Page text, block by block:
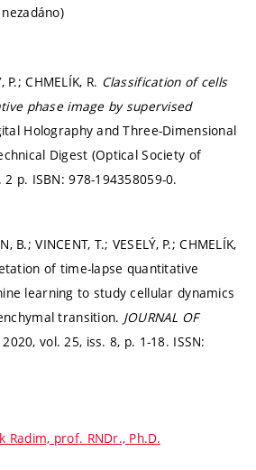
P.; CHMELÍK, R. Classification of cells
phase image by supervised
Holography and Three-Dimensional
Digest (Optical Society of
p. ISBN: 978-194358059-0.
B.; VINCENT, T.; VESELÝ, P.; CHMELÍK,
of time-lapse quantitative
learning to study cellular dynamics
transition. JOURNAL OF
2020, vol. 25, iss. 8, p. 1-18. ISSN:
Radim, prof. RNDr., Ph.D.